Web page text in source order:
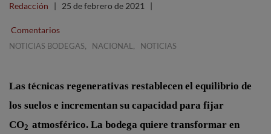
Redacción | 25 de febrero de 2021 |
Comentarios
NOTICIAS BODEGAS, NACIONAL , NOTICIAS
Las técnicas regenerativas restablecen el equilibrio de
los suelos e incrementan su capacidad para fijar
CO2 atmosférico. La bodega quiere transformar en